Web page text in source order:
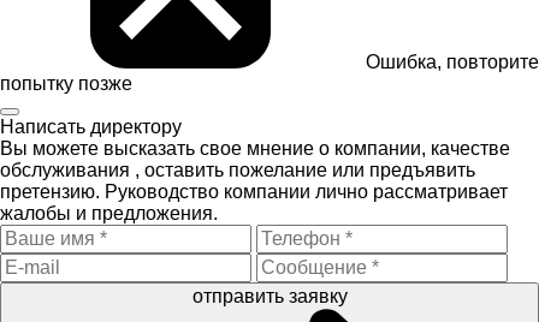
Ошибка, повторите
попытку позже
Написать директору
Вы можете высказать свое мнение о компании, качестве
обслуживания , оставить пожелание или предъявить
претензию. Руководство компании лично рассматривает
жалобы и предложения.
отправить заявку